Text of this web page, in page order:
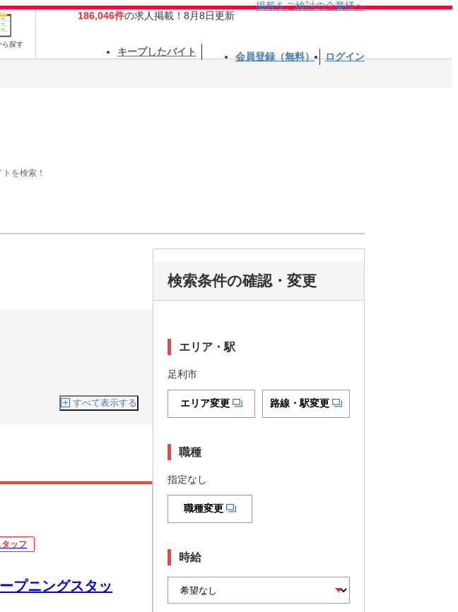
ら探す
186,046件の求人掲載！8月8日更新
掲載をご検討の企業様へ
キープしたバイト 会員登録（無料） ログイン
を検索！
すべて表示する
ッフ
プニングスタッ
検索条件の確認・変更
エリア・駅
足利市
エリア変更 路線・駅変更
職種
指定なし
職種変更
時給